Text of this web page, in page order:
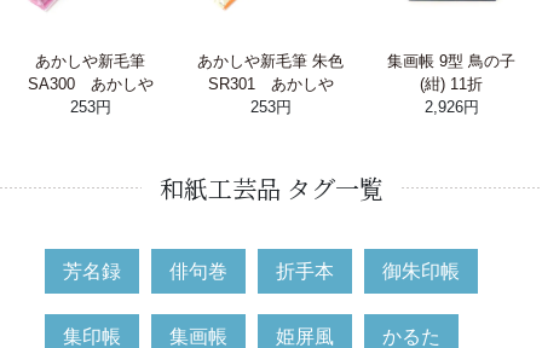
あかしや新毛筆
SA300 あかしや
253円
あかしや新毛筆 朱色
SR301 あかしや
253円
集画帳 9型 鳥の子
(紺) 11折
2,926円
和紙工芸品 タグ一覧
芳名録 俳句巻 折手本 御朱印帳
集印帳 集画帳 姫屏風 かるた